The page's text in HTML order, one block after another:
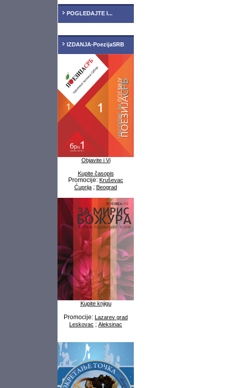
POGLEDAJTE I...
IZDANJA-PoezijaSRB
Objavite i Vi
Kupite časopis
Promocije: Kruševac
Ćuprija ; Beograd
Kupite knjigu
Promocije: Lazarev grad
Leskovac ; Aleksinac